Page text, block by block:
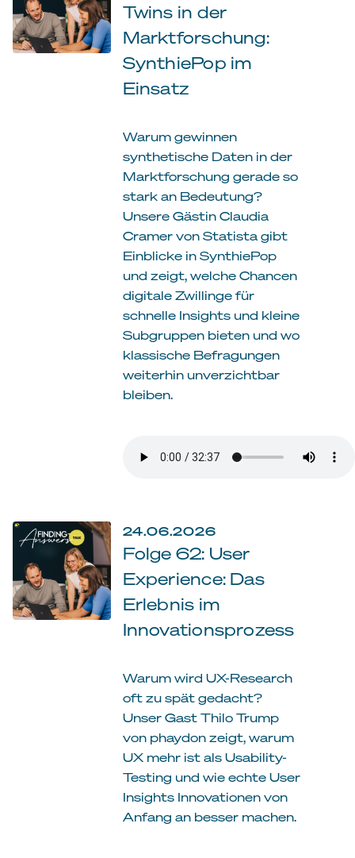
Twins in der
Marktforschung:
SynthiePop im
Einsatz
Warum gewinnen
synthetische Daten in der
Marktforschung gerade so
stark an Bedeutung?
Unsere Gästin Claudia
Cramer von Statista gibt
Einblicke in SynthiePop
und zeigt, welche Chancen
digitale Zwillinge für
schnelle Insights und kleine
Subgruppen bieten und wo
klassische Befragungen
weiterhin unverzichtbar
bleiben.
24.06.2026
Folge 62: User
Experience: Das
Erlebnis im
Innovationsprozess
Warum wird UX-Research
oft zu spät gedacht?
Unser Gast Thilo Trump
von phaydon zeigt, warum
UX mehr ist als Usability-
Testing und wie echte User
Insights Innovationen von
Anfang an besser machen.